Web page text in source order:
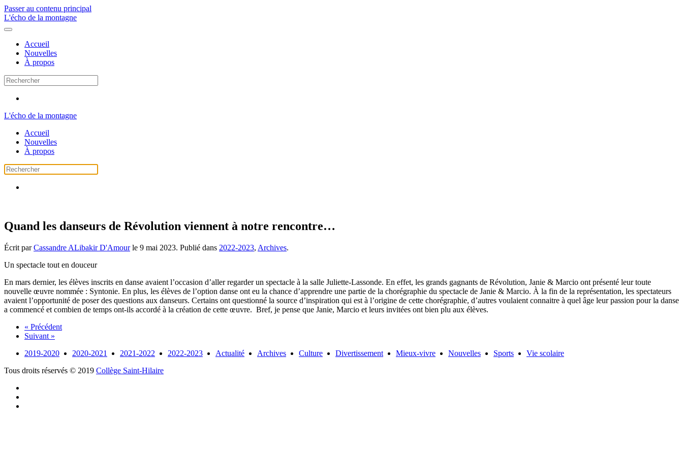
Passer au contenu principal
L'écho de la montagne
Accueil
Nouvelles
À propos
L'écho de la montagne
Accueil
Nouvelles
À propos
Quand les danseurs de Révolution viennent à notre rencontre…
Écrit parCassandre ALibakir D'Amourle 9 mai 2023. Publié dans 2022-2023, Archives.
Un spectacle tout en douceur
En mars dernier, les élèves inscrits en danse avaient l’occasion d’aller regarder un spectacle à la salle Juliette-Lassonde. En effet, les grands gagnants de Révolution, Janie & Marcio ont présenté leur toute
nouvelle œuvre nommée : Syntonie. En plus, les élèves de l’option danse ont eu la chance d’apprendre une partie de la chorégraphie du spectacle de Janie & Marcio. À la fin de la représentation, les spectateurs
avaient l’opportunité de poser des questions aux danseurs. Certains ont questionné la source d’inspiration qui est à l’origine de cette chorégraphie, d’autres voulaient connaitre à quel âge leur passion pour la danse
a commencé et combien de temps ont-ils accordé à la création de cette œuvre. Bref, je pense que Janie, Marcio et leurs invitées ont bien plu aux élèves.
« Précédent
Suivant »
2019-2020
2020-2021 2021-2022 2022-2023 Actualité Archives Culture Divertissement Mieux-vivre Nouvelles Sports
Vie scolaire
Tous droits réservés © 2019 Collège Saint-Hilaire